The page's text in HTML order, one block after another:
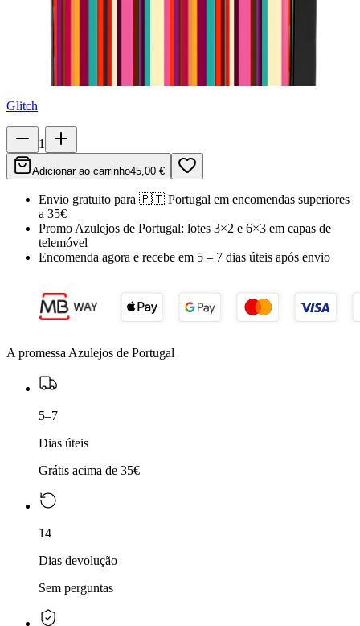
Glitch
1
Adicionar ao carrinho45,00 €
Envio gratuito para 🇵🇹 Portugal em encomendas superiores
a 35€
Promo Azulejos de Portugal: lotes 3×2 e 6×3 em capas de
telemóvel
Encomenda agora e recebe em 5 – 7 dias úteis após envio
A promessa Azulejos de Portugal
5–7
Dias úteis
Grátis acima de 35€
14
Dias devolução
Sem perguntas